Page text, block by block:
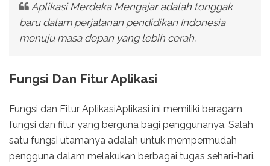
Aplikasi Merdeka Mengajar adalah tonggak
baru dalam perjalanan pendidikan Indonesia
menuju masa depan yang lebih cerah.
Fungsi Dan Fitur Aplikasi
Fungsi dan Fitur AplikasiAplikasi ini memiliki beragam
fungsi dan fitur yang berguna bagi penggunanya. Salah
satu fungsi utamanya adalah untuk mempermudah
pengguna dalam melakukan berbagai tugas sehari-hari.